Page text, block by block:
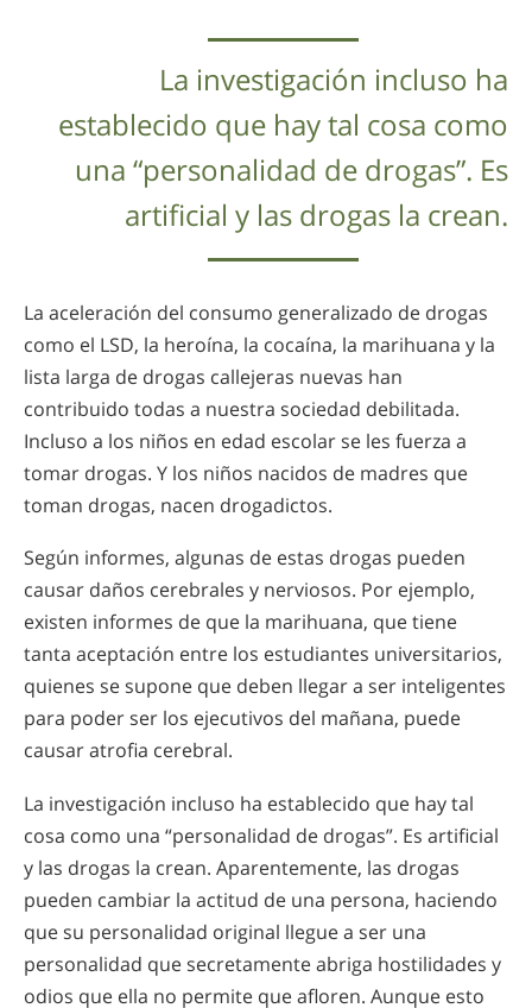
La investigación incluso ha
establecido que hay tal cosa como
una “personalidad de drogas”. Es
artificial y las drogas la crean.
La aceleración del consumo generalizado de drogas
como el LSD, la heroína, la cocaína, la marihuana y la
lista larga de drogas callejeras nuevas han
contribuido todas a nuestra sociedad debilitada.
Incluso a los niños en edad escolar se les fuerza a
tomar drogas. Y los niños nacidos de madres que
toman drogas, nacen drogadictos.
Según informes, algunas de estas drogas pueden
causar daños cerebrales y nerviosos. Por ejemplo,
existen informes de que la marihuana, que tiene
tanta aceptación entre los estudiantes universitarios,
quienes se supone que deben llegar a ser inteligentes
para poder ser los ejecutivos del mañana, puede
causar atrofia cerebral.
La investigación incluso ha establecido que hay tal
cosa como una “personalidad de drogas”. Es artificial
y las drogas la crean. Aparentemente, las drogas
pueden cambiar la actitud de una persona, haciendo
que su personalidad original llegue a ser una
personalidad que secretamente abriga hostilidades y
odios que ella no permite que afloren. Aunque esto